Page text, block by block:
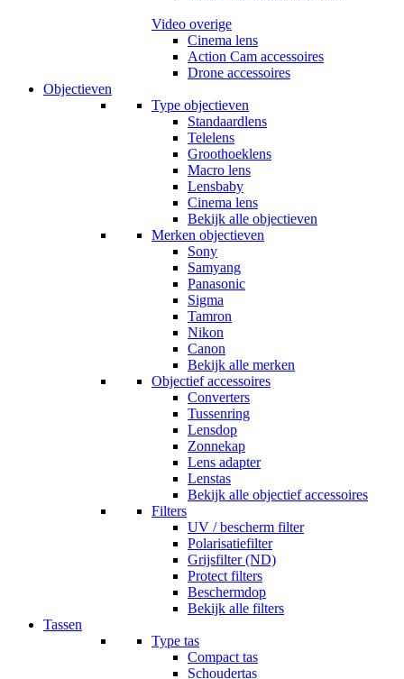
Video overige
Cinema lens
Action Cam accessoires
Drone accessoires
Objectieven
Type objectieven
Standaardlens
Telelens
Groothoeklens
Macro lens
Lensbaby
Cinema lens
Bekijk alle objectieven
Merken objectieven
Sony
Samyang
Panasonic
Sigma
Tamron
Nikon
Canon
Bekijk alle merken
Objectief accessoires
Converters
Tussenring
Lensdop
Zonnekap
Lens adapter
Lenstas
Bekijk alle objectief accessoires
Filters
UV / bescherm filter
Polarisatiefilter
Grijsfilter (ND)
Protect filters
Beschermdop
Bekijk alle filters
Tassen
Type tas
Compact tas
Schoudertas